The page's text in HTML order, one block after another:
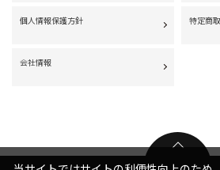
個人情報保護方針 特定商
会社情報